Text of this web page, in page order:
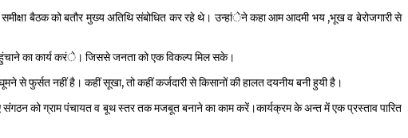
समीक्षा बैठक को बतौर मुख्य अतिथि संबोधित कर रहे थे। उन्हांेने कहा आम आदमी भय ,भूख व बेरोजगारी से
का कार्य करंे। जिससे जनता को एक विकल्प मिल सके।
से फुर्सत नहीं है। कहीं सूखा, तो कहीं कर्जदारी से किसानों की हालत दयनीय बनी हुयी है।
संगठन को ग्राम पंचायत व बूथ स्तर तक मजबूत बनाने का काम करें।कार्यक्रम के अन्त में एक प्रस्ताव पारित